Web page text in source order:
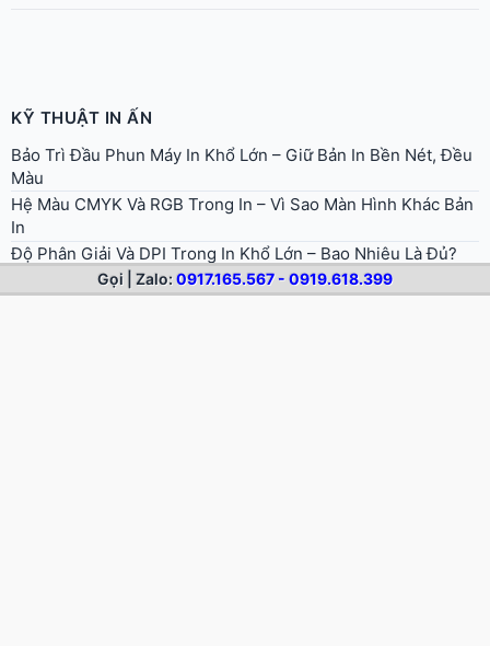
Gọi | Zalo:0917.165.567 - 0919.618.399
KỸ THUẬT IN ẤN
Bảo Trì Đầu Phun Máy In Khổ Lớn – Giữ Bản In Bền Nét, Đều
Màu
Hệ Màu CMYK Và RGB Trong In – Vì Sao Màn Hình Khác Bản
In
Độ Phân Giải Và DPI Trong In Khổ Lớn – Bao Nhiêu Là Đủ?
Các Loại Mực In Khổ Lớn – Gốc Nước, Dầu, Eco-Solvent, UV,